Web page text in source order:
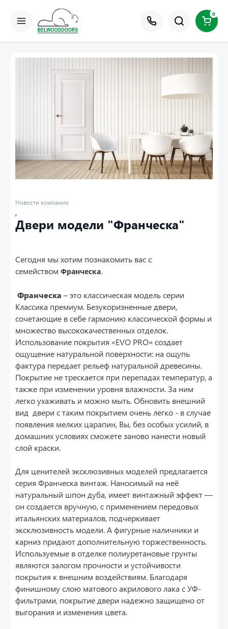
0
Новости компании
,
Двери модели "Франческа"
Сегодня мы хотим познакомить вас с
семейством Франческа.
Франческа – это классическая модель серии
Классика премиум. Безукоризненные двери,
сочетающие в себе гармонию классической формы и
множество высококачественных отделок.
Использование покрытия «EVO PRO» создает
ощущение натуральной поверхности: на ощупь
фактура передает рельеф натуральной древесины.
Покрытие не трескается при перепадах температур, а
также при изменении уровня влажности. За ним
легко ухаживать и можно мыть. Обновить внешний
вид двери с таким покрытием очень легко - в случае
появления мелких царапин, Вы, без особых усилий, в
домашних условиях сможете заново нанести новый
слой краски.
Для ценителей эксклюзивных моделей предлагается
серия Франческа винтаж. Наносимый на неё
натуральный шпон дуба, имеет винтажный эффект —
он создается вручную, с применением передовых
итальянских материалов, подчеркивает
эксклюзивность модели. А фигурные наличники и
карниз придают дополнительную торжественность.
Используемые в отделке полиуретановые грунты
являются залогом прочности и устойчивости
покрытия к внешним воздействиям. Благодаря
финишному слою матового акрилового лака с УФ-
фильтрами, покрытие двери надежно защищено от
выгорания и изменения цвета.